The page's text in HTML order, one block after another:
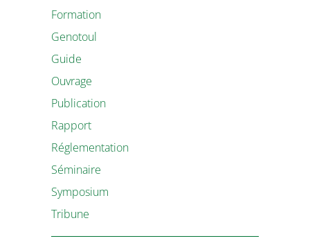
Formation
Genotoul
Guide
Ouvrage
Publication
Rapport
Réglementation
Séminaire
Symposium
Tribune